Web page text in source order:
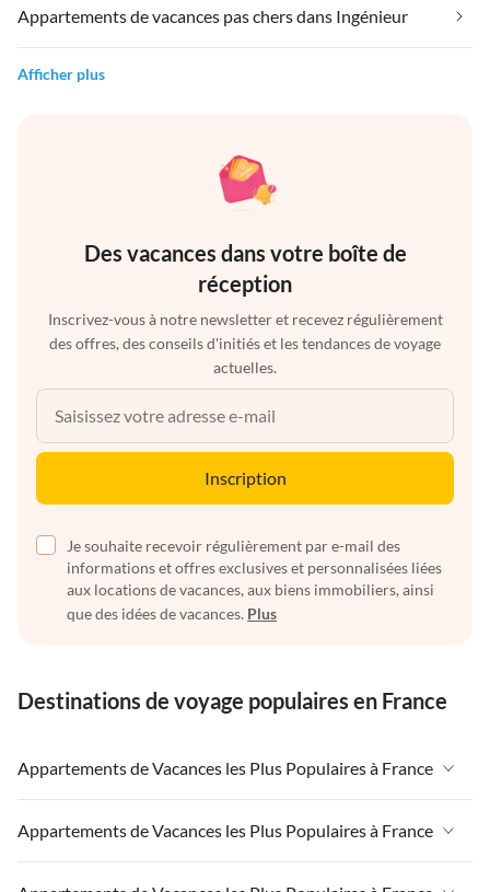
Appartements de vacances pas chers dans Ingénieur
Afficher plus
Des vacances dans votre boîte de
réception
Inscrivez-vous à notre newsletter et recevez régulièrement
des offres, des conseils d'initiés et les tendances de voyage
actuelles.
Inscription
Je souhaite recevoir régulièrement par e-mail des
informations et offres exclusives et personnalisées liées
aux locations de vacances, aux biens immobiliers, ainsi
que des idées de vacances. Plus
Destinations de voyage populaires en France
Appartements de Vacances les Plus Populaires à France
Appartements de Vacances à France
Appartements de Vacances à Paris-Ile de France
Appartements de Vacances les Plus Populaires à France